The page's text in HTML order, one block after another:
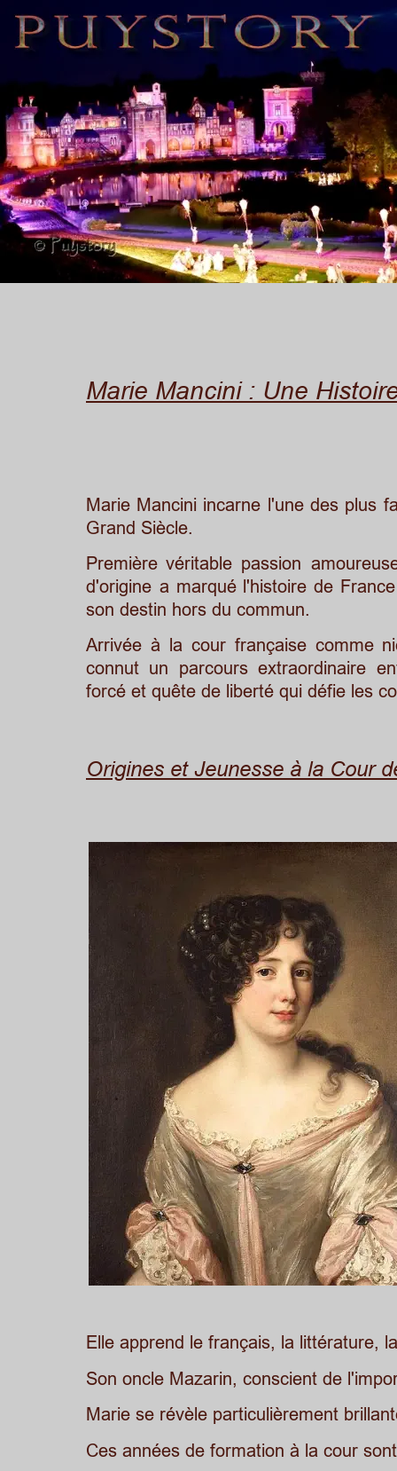
Marie Mancini : Une
Marie Mancini incarne l'une des plus
Grand Siècle.
Première véritable passion
d'origine a marqué l'histoire de France
son destin hors du commun.
Arrivée à la cour française comme
connut un parcours extraordinaire
forcé et quête de liberté qui défie les
Origines et Jeunesse à la Cour
Elle apprend le français, la littérature,
Son oncle Mazarin, conscient de
Marie se révèle particulièrement
Ces années de formation à la cour